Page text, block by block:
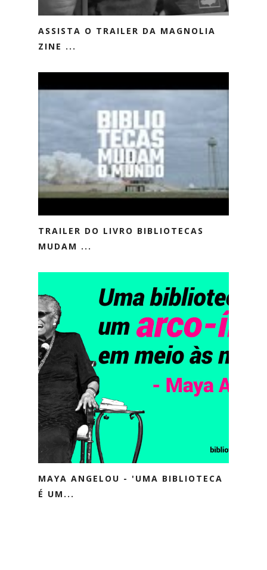
ASSISTA O TRAILER DA MAGNOLIA
ZINE ...
TRAILER DO LIVRO BIBLIOTECAS
MUDAM ...
MAYA ANGELOU - 'UMA BIBLIOTECA
É UM...